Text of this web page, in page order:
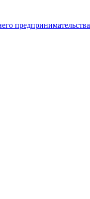
предпринимательства